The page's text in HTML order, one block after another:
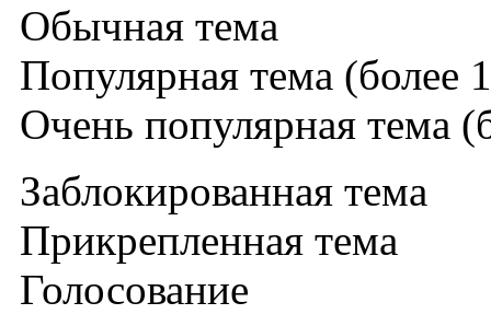
Обычная тема
Популярная тема (более
Очень популярная тема
Заблокированная тема
Прикрепленная тема
Голосование